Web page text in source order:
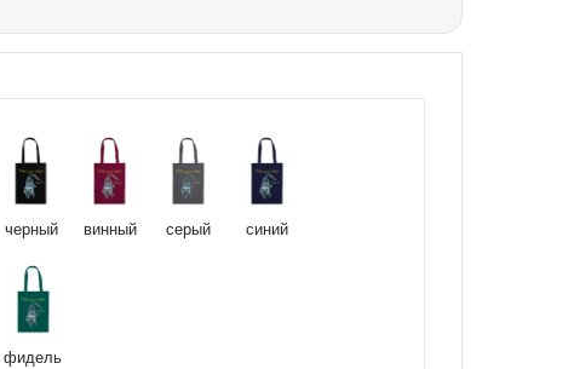
черный винный серый синий
фидель